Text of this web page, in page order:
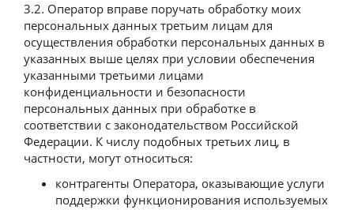
3.2. Оператор вправе поручать обработку моих
персональных данных третьим лицам для
осуществления обработки персональных данных в
указанных выше целях при условии обеспечения
указанными третьими лицами
конфиденциальности и безопасности
персональных данных при обработке в
соответствии с законодательством Российской
Федерации. К числу подобных третьих лиц, в
частности, могут относиться:
контрагенты Оператора, оказывающие услуги
поддержки функционирования используемых